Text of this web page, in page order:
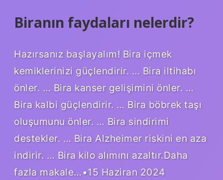
Biranın faydaları nelerdir?
Hazırsanız başlayalım! Bira içmek
kemiklerinizi güçlendirir. … Bira iltihabı
önler. … Bira kanser gelişimini önler. …
Bira kalbi güçlendirir. … Bira böbrek taşı
oluşumunu önler. … Bira sindirimi
destekler. … Bira Alzheimer riskini en aza
indirir. … Bira kilo alımını azaltır.Daha
fazla makale…•15 Haziran 2024